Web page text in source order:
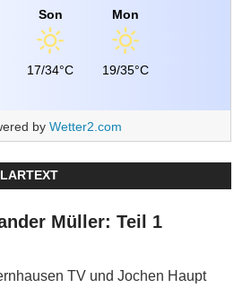
Son
17/34°C
Mon
19/35°C
by Wetter2.com
Müller: Teil 1
TV und Jochen Haupt